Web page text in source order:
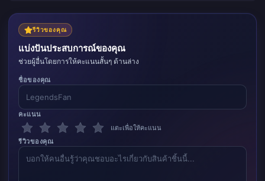
รีวิวของคุณ
แบ่งปันประสบการณ์ของคุณ
ช่วยผู้อื่นโดยการให้คะแนนสั้นๆ ด้านล่าง
ชื่อของคุณ
คะแนน
แตะเพื่อให้คะแนน
รีวิวของคุณ